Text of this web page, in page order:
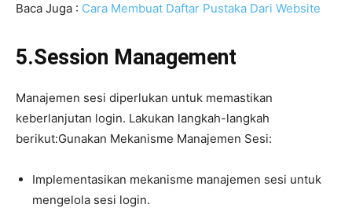
Baca Juga : Cara Membuat Daftar Pustaka Dari Website
5.Session Management
Manajemen sesi diperlukan untuk memastikan
keberlanjutan login. Lakukan langkah-langkah
berikut:Gunakan Mekanisme Manajemen Sesi:
Implementasikan mekanisme manajemen sesi untuk
mengelola sesi login.